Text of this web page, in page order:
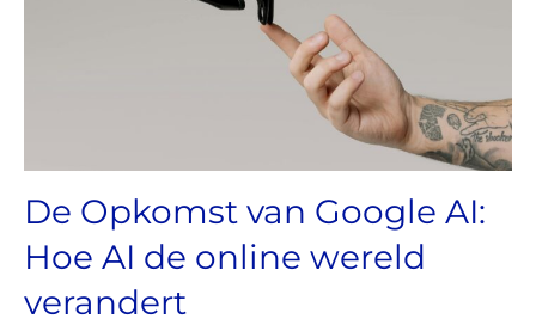
De Opkomst van Google AI:
Hoe AI de online wereld
verandert